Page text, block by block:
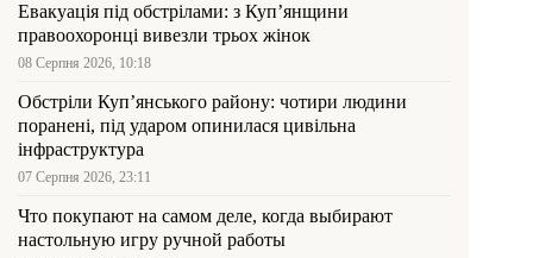
Евакуація під обстрілами: з Куп’янщини
правоохоронці вивезли трьох жінок
08 Серпня 2026, 10:18
Обстріли Куп’янського району: чотири людини
поранені, під ударом опинилася цивільна
інфраструктура
07 Серпня 2026, 23:11
Что покупают на самом деле, когда выбирают
настольную игру ручной работы